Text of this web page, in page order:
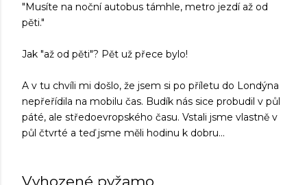
"Musíte na noční autobus támhle, metro jezdí až od
pěti."
Jak "až od pěti"? Pět už přece bylo!
A v tu chvíli mi došlo, že jsem si po příletu do Londýna
nepřeřídila na mobilu čas. Budík nás sice probudil v půl
páté, ale středoevropského času. Vstali jsme vlastně v
půl čtvrté a teď jsme měli hodinu k dobru...
Vyhozené pyžamo